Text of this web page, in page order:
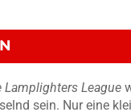
Lamplighters League
sein. Nur eine